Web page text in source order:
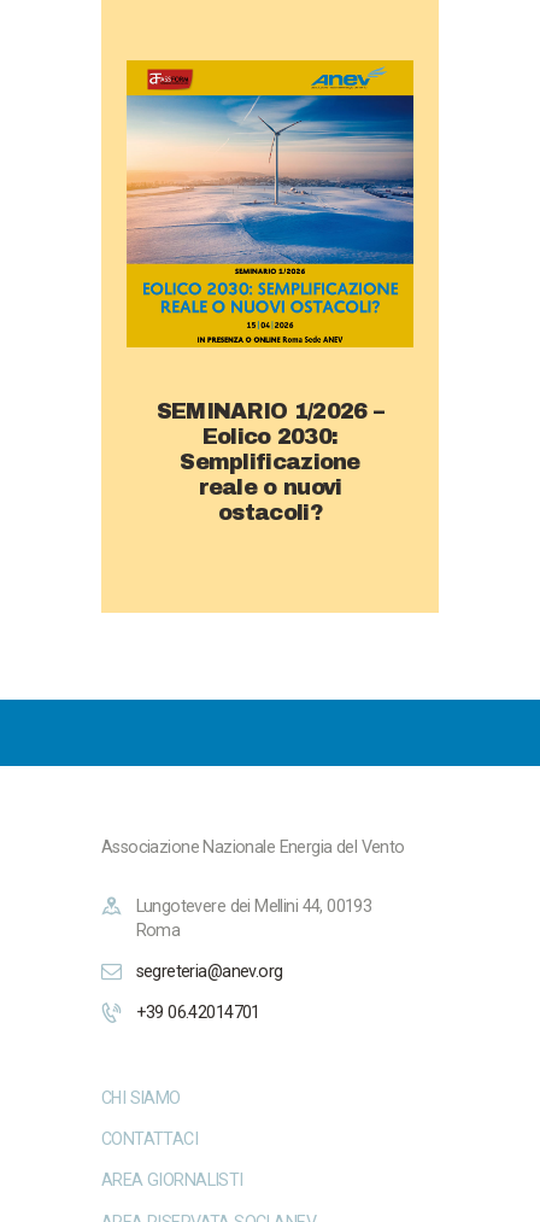
SEMINARIO 1/2026 –
Eolico 2030:
Semplificazione
reale o nuovi
ostacoli?
Associazione Nazionale Energia del Vento
Lungotevere dei Mellini 44, 00193
Roma
segreteria@anev.org
+39 06.42014701
CHI SIAMO
CONTATTACI
AREA GIORNALISTI